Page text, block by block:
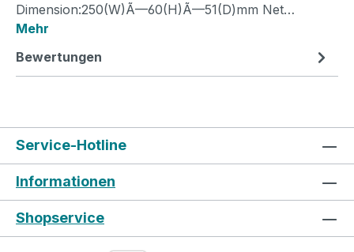
Dimension:250(W)Ã—60(H)Ã—51(D)mm Net…
Mehr
Bewertungen
Service-Hotline
Informationen
Shopservice